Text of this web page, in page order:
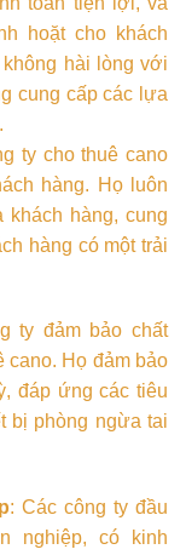
hoặt cho khách
hài lòng với
cung cấp các lựa
ty cho thuê cano
hàng. Họ luôn
khách hàng, cung
hàng có một trải
ty đảm bảo chất
cano. Họ đảm bảo
đáp ứng các tiêu
bị phòng ngừa tai
: Các công ty đầu
nghiệp, có kinh